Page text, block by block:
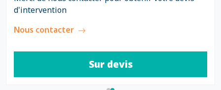
d'intervention
Nous contacter
Sur devis